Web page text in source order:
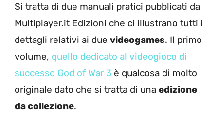
Si tratta di due manuali pratici pubblicati da
Multiplayer.it Edizioni che ci illustrano tutti i
dettagli relativi ai due videogames. Il primo
volume, quello dedicato al videogioco di
successo God of War 3 è qualcosa di molto
originale dato che si tratta di una edizione
da collezione.